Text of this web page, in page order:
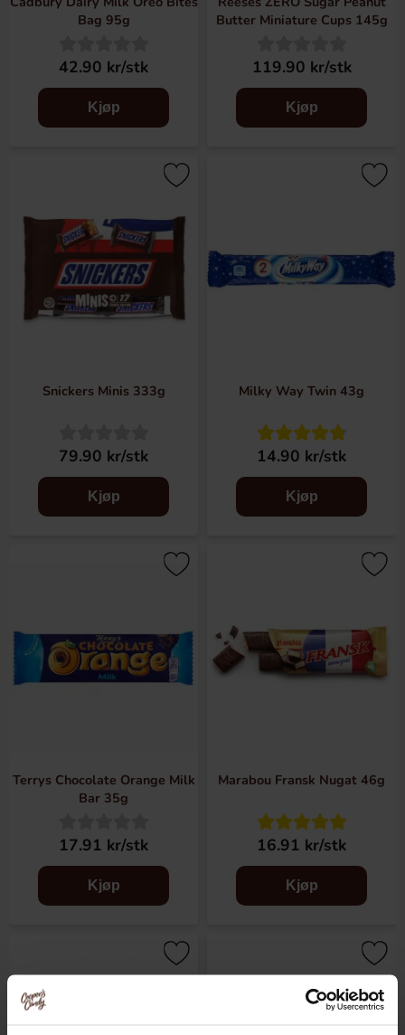
Bag 95g
42.90 kr/stk
Kjøp
Butter Miniature Cups 145g
119.90 kr/stk
Kjøp
Snickers Minis 333g
79.90 kr/stk
Kjøp
Milky Way Twin 43g
14.90 kr/stk
Kjøp
Terrys Chocolate Orange Milk
Bar 35g
17.91 kr/stk
Kjøp
Marabou Fransk Nugat 46g
16.91 kr/stk
Kjøp